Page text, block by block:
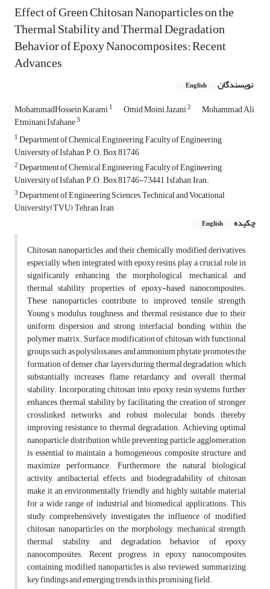
Effect of Green Chitosan Nanoparticles on the
Thermal Stability and Thermal Degradation
Behavior of Epoxy Nanocomposites: Recent
Advances
نویسندگان English
MohammadHossein Karami1 Omid Moini Jazani2 Mohammad Ali
Etminani Isfahane3
1Department of Chemical Engineering, Faculty of Engineering,
University of Isfahan, P.O. Box 81746
2Department of Chemical Engineering, Faculty of Engineering,
University of Isfahan, P.O. Box 81746-73441, Isfahan, Iran.
3Department of Engineering Sciences, Technical and Vocational
University(TVU), Tehran, Iran
چکیده
English
Chitosan nanoparticles and their chemically modified derivatives,
especially when integrated with epoxy resins, play a crucial role in
significantly enhancing the morphological, mechanical, and
thermal stability properties of epoxy-based nanocomposites.
These nanoparticles contribute to improved tensile strength,
Young’s modulus, toughness, and thermal resistance due to their
uniform dispersion and strong interfacial bonding within the
polymer matrix. Surface modification of chitosan with functional
groups such as polysiloxanes and ammonium phytate promotes the
formation of denser char layers during thermal degradation, which
substantially increases flame retardancy and overall thermal
stability. Incorporating chitosan into epoxy resin systems further
enhances thermal stability by facilitating the creation of stronger
crosslinked networks and robust molecular bonds, thereby
improving resistance to thermal degradation. Achieving optimal
nanoparticle distribution while preventing particle agglomeration
is essential to maintain a homogeneous composite structure and
maximize performance. Furthermore, the natural biological
activity, antibacterial effects, and biodegradability of chitosan
make it an environmentally friendly and highly suitable material
for a wide range of industrial and biomedical applications. This
study comprehensively investigates the influence of modified
chitosan nanoparticles on the morphology, mechanical strength,
thermal stability, and degradation behavior of epoxy
nanocomposites. Recent progress in epoxy nanocomposites
containing modified nanoparticles is also reviewed, summarizing
key findings and emerging trends in this promising field.